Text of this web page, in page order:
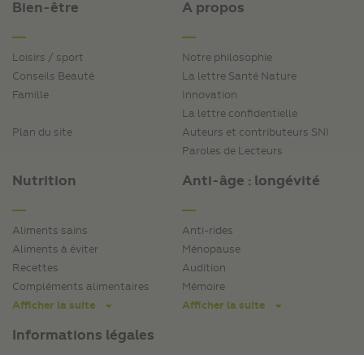
Bien-être
Loisirs / sport
Conseils Beauté
Famille
Plan du site
A propos
Notre philosophie
La lettre Santé Nature
Innovation
La lettre confidentielle
Auteurs et contributeurs SNI
Paroles de Lecteurs
Nutrition
Aliments sains
Aliments à éviter
Recettes
Compléments alimentaires
Afficher la suite
Informations légales
Anti-âge : longévité
Anti-rides
Ménopause
Audition
Mémoire
Afficher la suite